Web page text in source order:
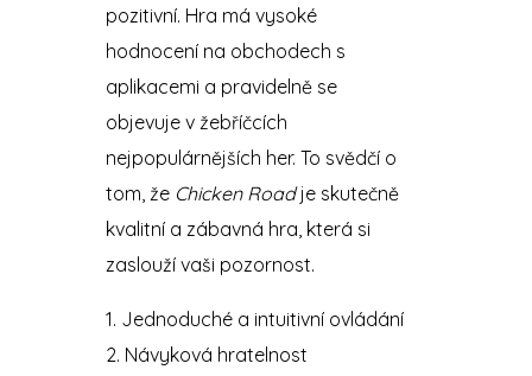
pozitivní. Hra má vysoké
hodnocení na obchodech s
aplikacemi a pravidelně se
objevuje v žebříčcích
nejpopulárnějších her. To svědčí o
tom, že Chicken Roadje skutečně
kvalitní a zábavná hra, která si
zaslouží vaši pozornost.
Jednoduché a intuitivní ovládání
Návyková hratelnost